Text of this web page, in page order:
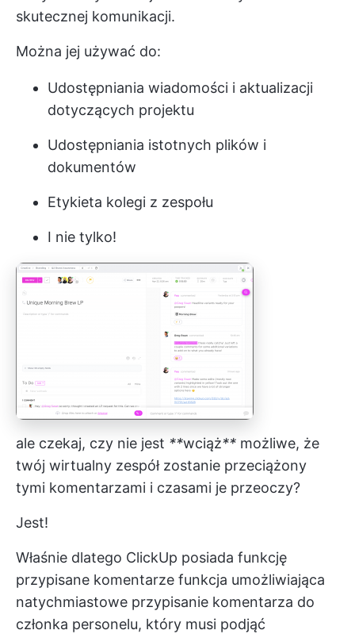
skutecznej komunikacji.
Można jej używać do:
Udostępniania wiadomości i aktualizacji
dotyczących projektu
Udostępniania istotnych plików i
dokumentów
Etykieta kolegi z zespołu
I nie tylko!
ale czekaj, czy nie jest **wciąż** możliwe, że
twój wirtualny zespół zostanie przeciążony
tymi komentarzami i czasami je przeoczy?
Jest!
Właśnie dlatego ClickUp posiada funkcję
przypisane komentarze funkcja umożliwiająca
natychmiastowe przypisanie komentarza do
członka personelu, który musi podjąć